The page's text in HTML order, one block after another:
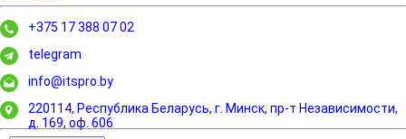
+375 17 388 07 02
telegram
info@itspro.by
220114, Республика Беларусь, г. Минск, пр-т Независимости,
д. 169, оф. 606